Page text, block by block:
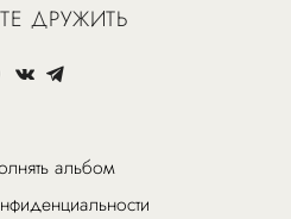
ДРУЖИТЬ
альбом